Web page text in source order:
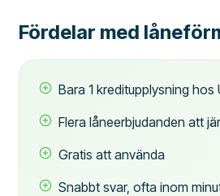
Fördelar med
Bara 1 kreditupplysning hos
Flera låneerbjudanden att
Gratis att använda
Snabbt svar, ofta inom